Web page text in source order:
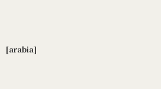
[arabia]